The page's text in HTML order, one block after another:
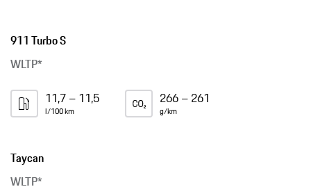
911 Turbo S
WLTP*
11,7 – 11,5
l/100 km
266 – 261
g/km
Taycan
WLTP*